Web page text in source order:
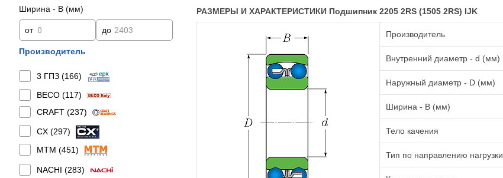
Ширина - B (мм)
от до
Производитель
3 ГПЗ (166)
BECO (117)
CRAFT (237)
CX (297)
MTM (451)
NACHI (283)
РАЗМЕРЫ И ХАРАКТЕРИСТИКИ Подшипник 2205 2RS (1505 2RS) IJK
Производитель
Внутренний диаметр - d (мм)
Наружный диаметр - D (мм)
Ширина - B (мм)
Тело качения
Тип по направлению нагрузки